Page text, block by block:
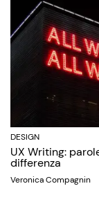
DESIGN
UX Writing:
differenza
Veronica Compagnin